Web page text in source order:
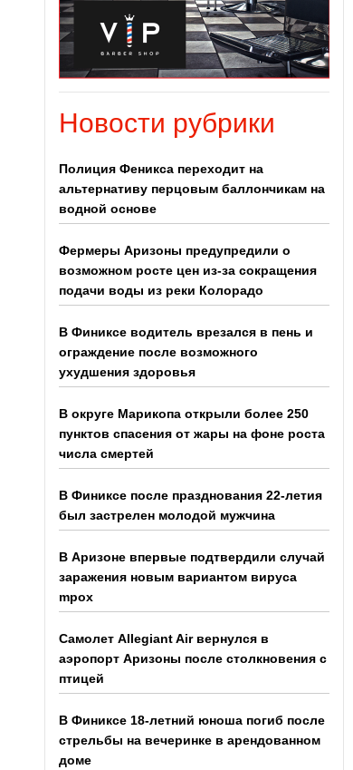
Новости рубрики
Полиция Феникса переходит на
альтернативу перцовым баллончикам на
водной основе
Фермеры Аризоны предупредили о
возможном росте цен из-за сокращения
подачи воды из реки Колорадо
В Финиксе водитель врезался в пень и
ограждение после возможного
ухудшения здоровья
В округе Марикопа открыли более 250
пунктов спасения от жары на фоне роста
числа смертей
В Финиксе после празднования 22-летия
был застрелен молодой мужчина
В Аризоне впервые подтвердили случай
заражения новым вариантом вируса
mpox
Самолет Allegiant Air вернулся в
аэропорт Аризоны после столкновения с
птицей
В Финиксе 18-летний юноша погиб после
стрельбы на вечеринке в арендованном
доме